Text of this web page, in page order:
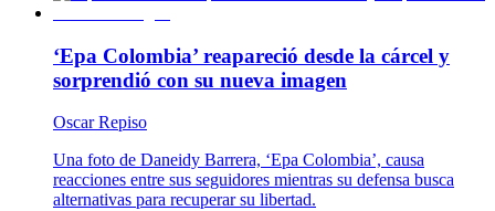
‘Epa Colombia’ reapareció desde la cárcel y
sorprendió con su nueva imagen
Oscar Repiso
Una foto de Daneidy Barrera, ‘Epa Colombia’, causa
reacciones entre sus seguidores mientras su defensa busca
alternativas para recuperar su libertad.